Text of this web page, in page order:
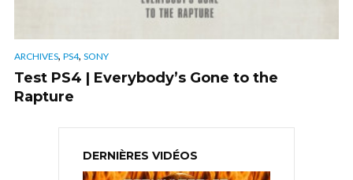
ARCHIVES, PS4, SONY
Test PS4 | Everybody’s Gone to the
Rapture
DERNIÈRES VIDÉOS